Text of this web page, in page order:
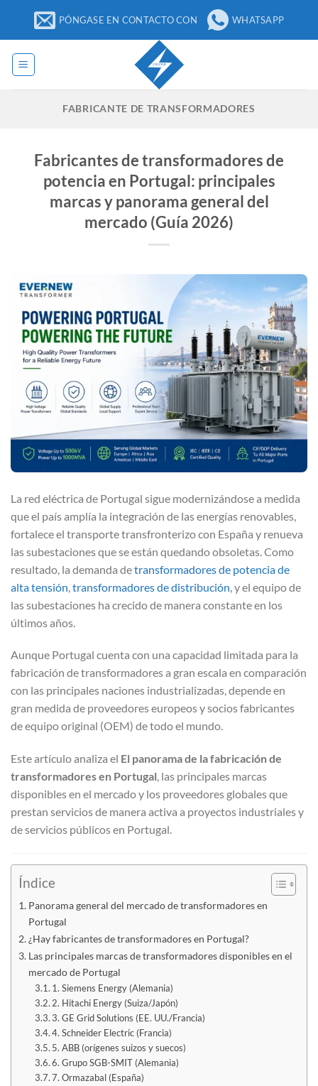
contenido
PÓNGASE EN CONTACTO CON WHATSAPP
FABRICANTE DE TRANSFORMADORES
Fabricantes de transformadores de
potencia en Portugal: principales
marcas y panorama general del
mercado (Guía 2026)
La red eléctrica de Portugal sigue modernizándose a medida
que el país amplía la integración de las energías renovables,
fortalece el transporte transfronterizo con España y renueva
las subestaciones que se están quedando obsoletas. Como
resultado, la demanda detransformadores de potencia de
alta tensión transformadores de distribución , y el equipo de
las subestaciones ha crecido de manera constante en los
últimos años.
Aunque Portugal cuenta con una capacidad limitada para la
fabricación de transformadores a gran escala en comparación
con las principales naciones industrializadas, depende en
gran medida de proveedores europeos y socios fabricantes
de equipo original (OEM) de todo el mundo.
Este artículo analiza el El panorama de la fabricación de
transformadores en Portugal, las principales marcas
disponibles en el mercado y los proveedores globales que
prestan servicios de manera activa a proyectos industriales y
de servicios públicos en Portugal.
Índice
Panorama general del mercado de transformadores en
Portugal
¿Hay fabricantes de transformadores en Portugal?
Las principales marcas de transformadores disponibles en el
mercado de Portugal
1. Siemens Energy (Alemania)
2. Hitachi Energy (Suiza/Japón)
3. GE Grid Solutions (EE. UU./Francia)
4. Schneider Electric (Francia)
5. ABB (orígenes suizos y suecos)
6. Grupo SGB-SMIT (Alemania)
7. Ormazabal (España)